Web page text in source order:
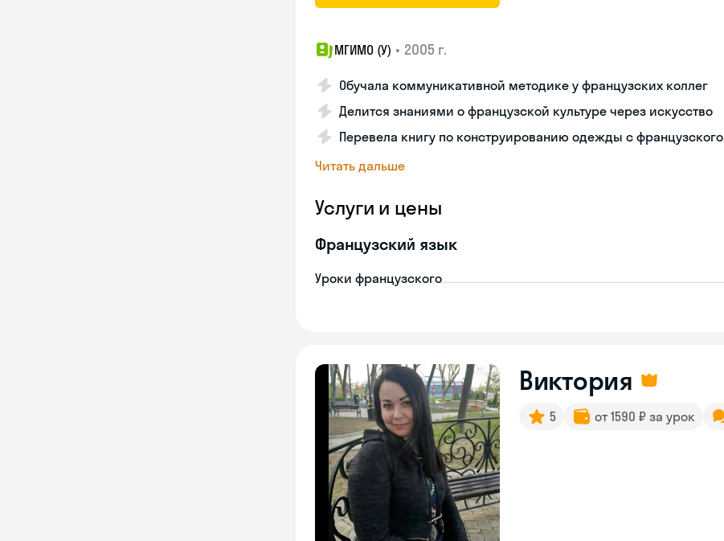
МГИМО (У) • 2005 г.
Обучала коммуникативной методике у французских коллег
Делится знаниями о французской культуре через искусство
Перевела книгу по конструированию одежды с французского
Читать дальше
Услуги и цены
Французский язык
Уроки французского
Виктория
5 от 1590 ₽ за урок